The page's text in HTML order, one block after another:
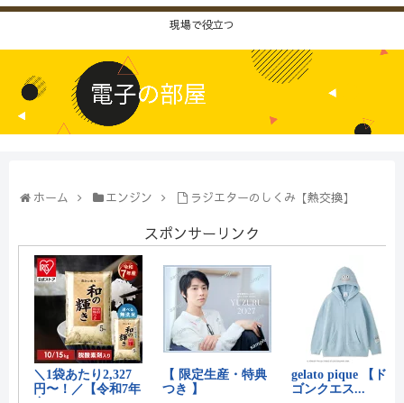
現場で役立つ
ホーム エンジン ラジエターのしくみ【熱交換】
スポンサーリンク